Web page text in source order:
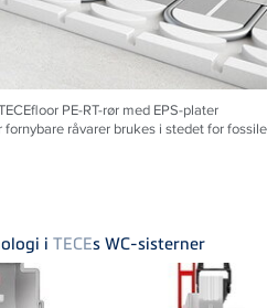
PE-RT-rør med EPS-plater
råvarer brukes i stedet for fossile
i TECEs WC-sisterner